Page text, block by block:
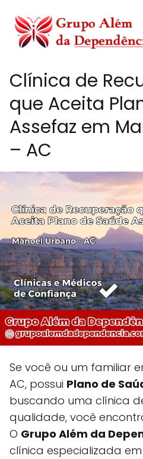
Clínica de
que Aceita
Assefaz em
– AC
Se você ou um familiar
AC, possui Plano de
buscando uma clínica
qualidade, você
O Grupo Além da
clínica especializada